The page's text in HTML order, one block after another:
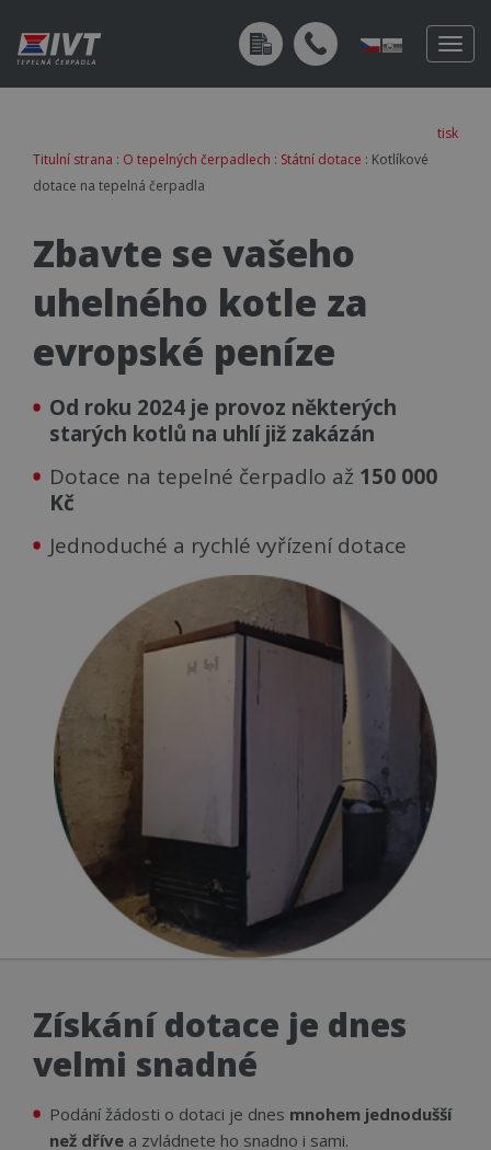
tisk
Titulní strana : O tepelných čerpadlech : Státní dotace : Kotlíkové
dotace na tepelná čerpadla
Zbavte se vašeho
uhelného kotle za
evropské peníze
Od roku 2024 je provoz některých
starých kotlů na uhlí již zakázán
Dotace na tepelné čerpadlo až 150 000
Kč
Jednoduché a rychlé vyřízení dotace
Získání dotace je dnes
velmi snadné
Podání žádosti o dotaci je dnes mnohem jednodušší
než dříve a zvládnete ho snadno i sami.